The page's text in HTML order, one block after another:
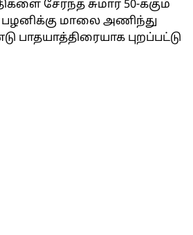
சேர்ந்த சுமார் 50-க்கும்
மாலை அணிந்து
பாதயாத்திரையாக புறப்பட்டு